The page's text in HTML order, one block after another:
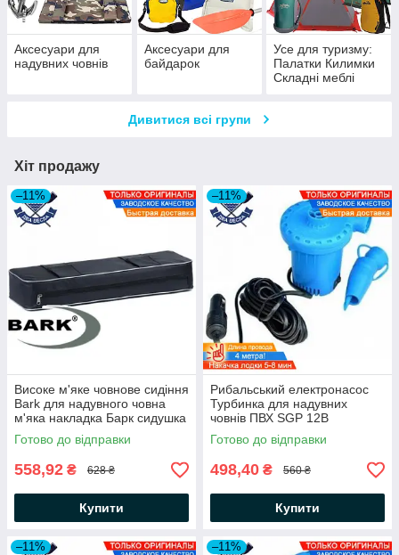
Аксесуари для
надувних човнів
Аксесуари для
байдарок
Усе для туризму:
Палатки Килимки
Складні меблі
Дивитися всі групи
Хіт продажу
–11%
Високе м'яке човнове сидіння
Bark для надувного човна
м'яка накладка Барк сидушка
на банку 10х65х20 см
Готово до відправки
558,92 ₴ 628 ₴
Купити
–11%
Рибальський електронасос
Турбинка для надувних
човнів ПВХ SGP 12В
накачування/відкачування за
3-5 хв, дріт 4 м, 600 л/мі
Готово до відправки
498,40 ₴ 560 ₴
Купити
–11% –11%